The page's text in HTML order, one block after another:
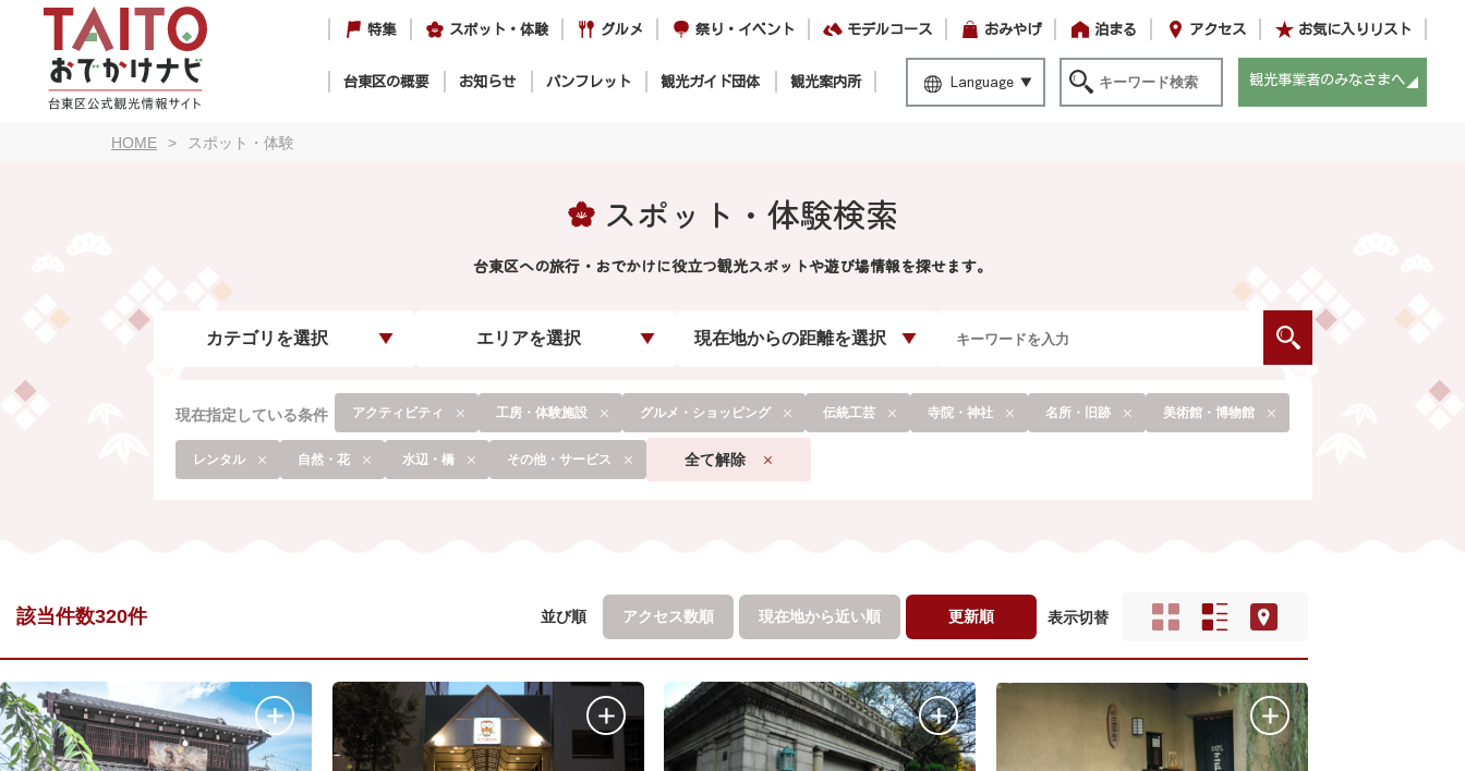
特集 スポット・体験 グルメ 祭り・イベント モデルコース おみやげ 泊まる アクセス お気に入りリスト
台東区の概要 お知らせ パンフレット 観光ガイド団体 観光案内所 Language 観光事業者のみなさまへ
HOME スポット・体験
スポット・体験検索
台東区への旅行・おでかけに役立つ観光スポットや遊び場情報を探せます。
カテゴリを選択 エリアを選択 現在地からの距離を選択
現在指定している条件 アクティビティ 工房・体験施設 グルメ・ショッピング 伝統工芸 寺院・神社 名所・旧跡 美術館・博物館
レンタル 自然・花 水辺・橋 その他・サービス 全て解除
該当件数320件 並び順 アクセス数順 現在地から近い順 更新順 表示切替